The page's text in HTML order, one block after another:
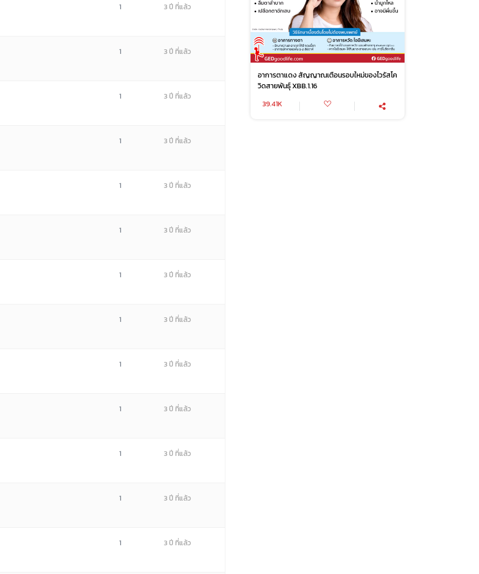
1 3 ปี ที่แล้ว
1 3 ปี ที่แล้ว
1 3 ปี ที่แล้ว
1 3 ปี ที่แล้ว
1 3 ปี ที่แล้ว
1 3 ปี ที่แล้ว
1 3 ปี ที่แล้ว
1 3 ปี ที่แล้ว
1 3 ปี ที่แล้ว
1 3 ปี ที่แล้ว
1 3 ปี ที่แล้ว
1 3 ปี ที่แล้ว
1 3 ปี ที่แล้ว
อาการตาแดง สัญญาณเตือนรอบใหม่ของไวรัสโค
วิดสายพันธุ์ XBB.1.16
39.41K